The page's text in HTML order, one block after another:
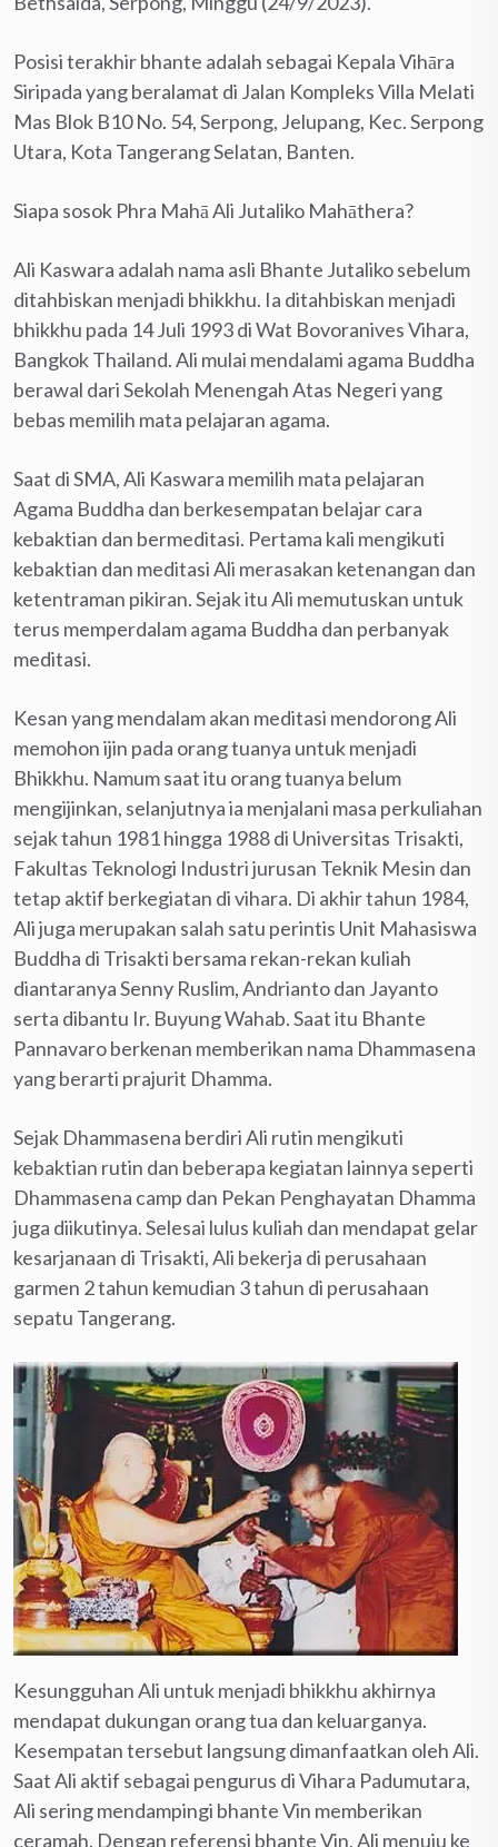
Posisi terakhir bhante adalah sebagai Kepala Vihāra
Siripada yang beralamat di Jalan Kompleks Villa Melati
Mas Blok B10 No. 54, Serpong, Jelupang, Kec. Serpong
Utara, Kota Tangerang Selatan, Banten.
Siapa sosok Phra Mahā Ali Jutaliko Mahāthera?
Ali Kaswara adalah nama asli Bhante Jutaliko sebelum
ditahbiskan menjadi bhikkhu. Ia ditahbiskan menjadi
bhikkhu pada 14 Juli 1993 di Wat Bovoranives Vihara,
Bangkok Thailand. Ali mulai mendalami agama Buddha
berawal dari Sekolah Menengah Atas Negeri yang
bebas memilih mata pelajaran agama.
Saat di SMA, Ali Kaswara memilih mata pelajaran
Agama Buddha dan berkesempatan belajar cara
kebaktian dan bermeditasi. Pertama kali mengikuti
kebaktian dan meditasi Ali merasakan ketenangan dan
ketentraman pikiran. Sejak itu Ali memutuskan untuk
terus memperdalam agama Buddha dan perbanyak
meditasi.
Kesan yang mendalam akan meditasi mendorong Ali
memohon ijin pada orang tuanya untuk menjadi
Bhikkhu. Namum saat itu orang tuanya belum
mengijinkan, selanjutnya ia menjalani masa perkuliahan
sejak tahun 1981 hingga 1988 di Universitas Trisakti,
Fakultas Teknologi Industri jurusan Teknik Mesin dan
tetap aktif berkegiatan di vihara. Di akhir tahun 1984,
Ali juga merupakan salah satu perintis Unit Mahasiswa
Buddha di Trisakti bersama rekan-rekan kuliah
diantaranya Senny Ruslim, Andrianto dan Jayanto
serta dibantu Ir. Buyung Wahab. Saat itu Bhante
Pannavaro berkenan memberikan nama Dhammasena
yang berarti prajurit Dhamma.
Sejak Dhammasena berdiri Ali rutin mengikuti
kebaktian rutin dan beberapa kegiatan lainnya seperti
Dhammasena camp dan Pekan Penghayatan Dhamma
juga diikutinya. Selesai lulus kuliah dan mendapat gelar
kesarjanaan di Trisakti, Ali bekerja di perusahaan
garmen 2 tahun kemudian 3 tahun di perusahaan
sepatu Tangerang.
Kesungguhan Ali untuk menjadi bhikkhu akhirnya
mendapat dukungan orang tua dan keluarganya.
Kesempatan tersebut langsung dimanfaatkan oleh Ali.
Saat Ali aktif sebagai pengurus di Vihara Padumutara,
Ali sering mendampingi bhante Vin memberikan
ceramah. Dengan referensi bhante Vin, Ali menuju ke